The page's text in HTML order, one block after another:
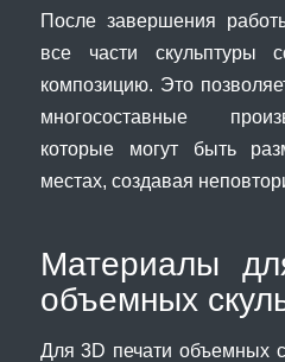
После завершения
все части скульптуры
композицию. Это
многосоставные
которые могут быть
местах, создавая
Материалы
объемных
Для 3D печати объемных